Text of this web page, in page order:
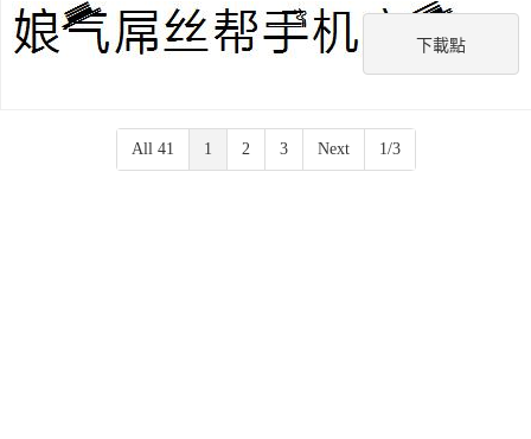
下載點
All 41 1 2 3 Next 1/3